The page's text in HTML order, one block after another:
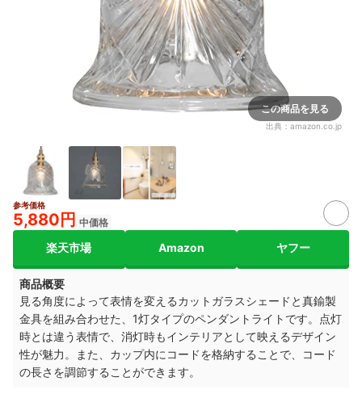
この商品を見る
出典： amazon.co.jp
参考価格
5,880円 中価格
楽天市場 Amazon ヤフー
商品概要
見る角度によって表情を変えるカットガラスシェードと真鍮製
金具を組み合わせた、1灯タイプのペンダントライトです。点灯
時とは違う表情で、消灯時もインテリアとして映えるデザイン
性が魅力。また、カップ内にコードを格納することで、コード
の長さを調節することができます。